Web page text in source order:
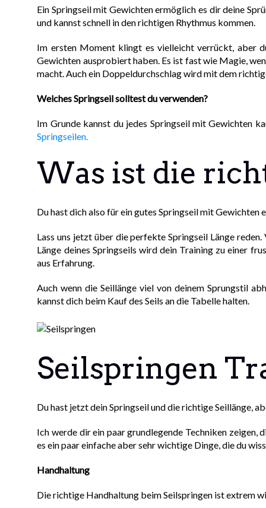
Ein Springseil mit Gewichten ermöglich es dir deine
und kannst schnell in den richtigen Rhythmus kommen.
Im ersten Moment klingt es vielleicht verrückt, aber
Gewichten ausprobiert haben. Es ist fast wie Magie,
macht. Auch ein Doppeldurchschlag wird mit dem
Welches Springseil solltest du verwenden?
Im Grunde kannst du jedes Springseil mit Gewichten
Springseilen.
Was ist die
Du hast dich also für ein gutes Springseil mit Gewichten
Lass uns jetzt über die perfekte Springseil Länge
Länge deines Springseils wird dein Training zu einer
aus Erfahrung.
Auch wenn die Seillänge viel von deinem Sprungstil
kannst dich beim Kauf des Seils an die Tabelle halten.
Seilspringen
Du hast jetzt dein Springseil und die richtige Seillänge,
Ich werde dir ein paar grundlegende Techniken zeigen,
es ein paar einfache aber sehr wichtige Dinge, die du
Handhaltung
Die richtige Handhaltung beim Seilspringen ist extrem